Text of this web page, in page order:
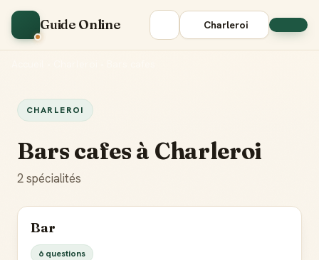
Guide Online Charleroi
CHARLEROI
Bars cafes à Charleroi
2 spécialités
Bar
6 questions